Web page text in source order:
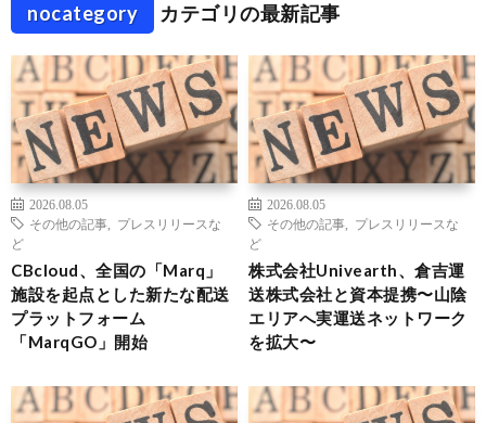
nocategory カテゴリの最新記事
2026.08.05
その他の記事
プレスリリースな
ど
CBcloud、全国の「Marq」
施設を起点とした新たな配送
プラットフォーム
「MarqGO」開始
2026.08.05
その他の記事
プレスリリースな
ど
株式会社Univearth、倉吉運
送株式会社と資本提携〜山陰
エリアへ実運送ネットワーク
を拡大〜